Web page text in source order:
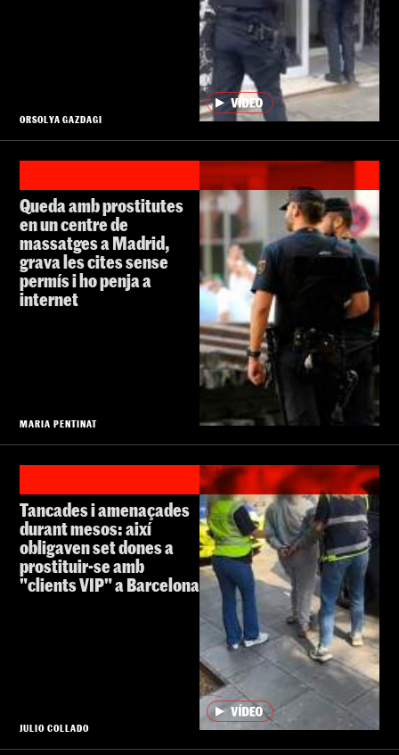
ORSOLYA GAZDAGI
Queda amb prostitutes
en un centre de
massatges a Madrid,
grava les cites sense
permís i ho penja a
internet
MARIA PENTINAT
Tancades i amenaçades
durant mesos: així
obligaven set dones a
prostituir-se amb
"clients VIP" a Barcelona
JULIO COLLADO